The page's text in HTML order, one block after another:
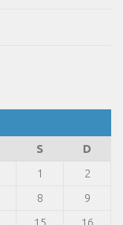
S
D
1
2
8
9